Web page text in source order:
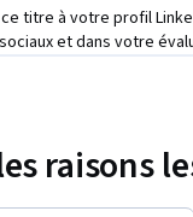
titre à votre profil
et dans votre
raisons